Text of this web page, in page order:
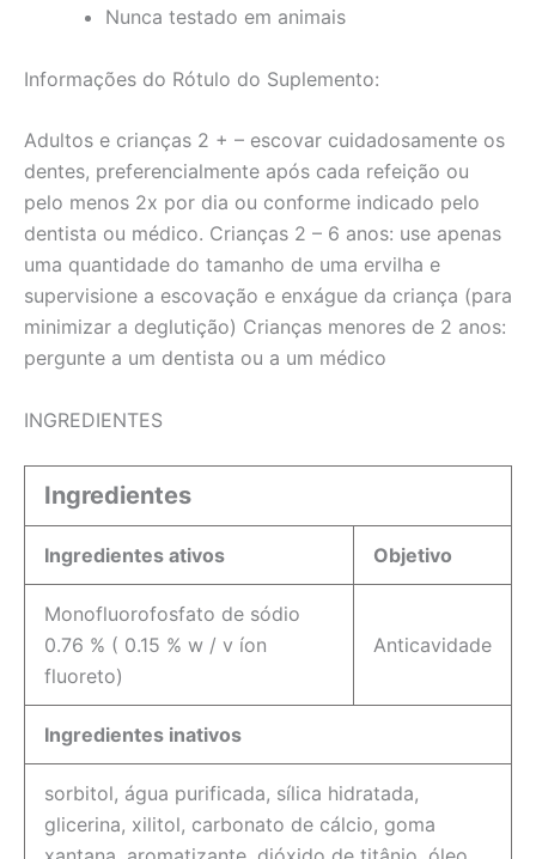
Nunca testado em animais
Informações do Rótulo do Suplemento:
Adultos e crianças 2 + – escovar cuidadosamente os
dentes, preferencialmente após cada refeição ou
pelo menos 2x por dia ou conforme indicado pelo
dentista ou médico. Crianças 2 – 6 anos: use apenas
uma quantidade do tamanho de uma ervilha e
supervisione a escovação e enxágue da criança (para
minimizar a deglutição) Crianças menores de 2 anos:
pergunte a um dentista ou a um médico
INGREDIENTES
Ingredientes
Ingredientes ativos Objetivo
Monofluorofosfato de sódio
0.76 % ( 0.15 % w / v íon
fluoreto)
Anticavidade
Ingredientes inativos
sorbitol, água purificada, sílica hidratada,
glicerina, xilitol, carbonato de cálcio, goma